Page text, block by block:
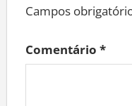
Campos
Comentário *